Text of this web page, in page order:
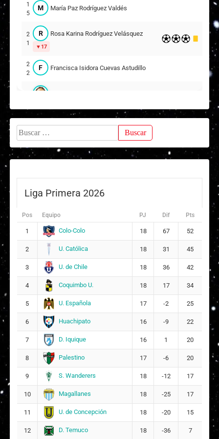
S Sofía Antonia Calderón Osorio
N Natalia Ester de los Ángeles Moreno Márquez
Titulares
1
5
M María Paz Rodríguez Valdés
2
1
R Rosa Karina Rodríguez Velásquez
17
2
2
F Francisca Isidora Cuevas Astudillo
2 Pía Anthonia Guzmán Rojas 24
4
8 V Valentina Abril Leguiza
1
1
Aileen Paz Valenzuela Navea 14
7
Jane Tiare Oyarce Naveas
2
0
Fernanda Valentina Castro Labra
2
6
Gabriela Sarai Garcés Ávila
ARQUERA
Titulares
1
Gabriela Magali Gómez Espínola
1
Milka Belén de Montserrat Sepúlveda Casich
Buscar:
Liga Primera 2026
Pos Equipo PJ Dif Pts
1 Colo-Colo 18 67 52
2 U. Católica 18 31 45
3 U. de Chile 18 36 42
4 Coquimbo U. 18 17 34
5 U. Española 17 -2 25
6 Huachipato 16 -9 22
7 D. Iquique 16 1 20
8 Palestino 17 -6 20
9 S. Wanderers 18 -12 17
10 Magallanes 18 -25 17
11 U. de Concepción 18 -20 15
12 D. Temuco 18 -36 7